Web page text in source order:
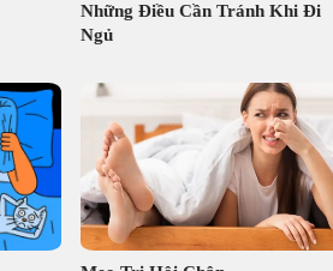
Những Điều Cần Tránh Khi Đi
Ngủ